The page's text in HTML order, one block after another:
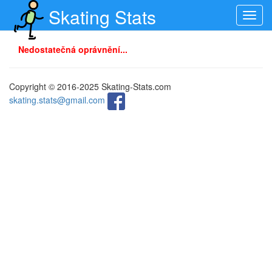
Skating Stats
Nedostatečná oprávnění...
Copyright © 2016-2025 Skating-Stats.com
skating.stats@gmail.com